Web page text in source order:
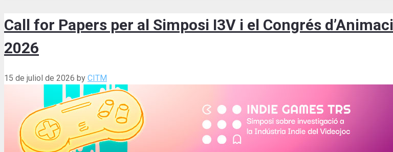
Call for Papers per al Simposi I3V i el Congrés
2026
15 de juliol de 2026 by CITM